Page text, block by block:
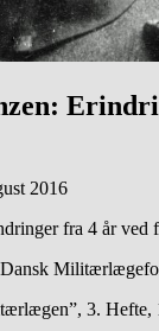
2016
fra 4 år ved
3. Hefte,